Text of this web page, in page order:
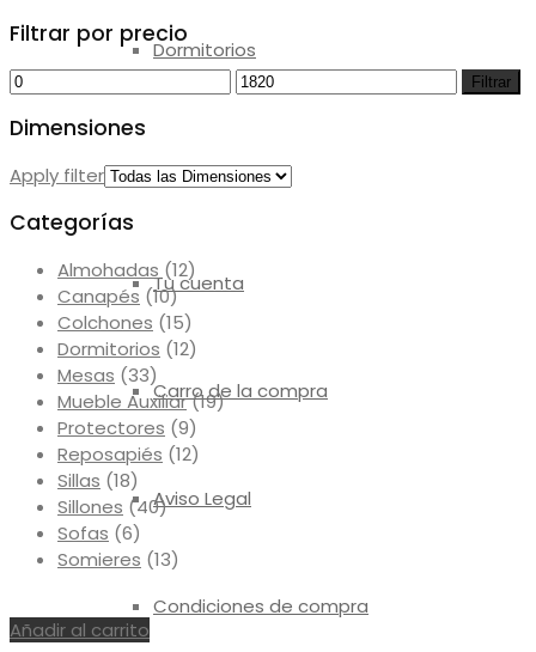
Dormitorios
ÚTILES
Tu cuenta
Carro de la compra
Aviso Legal
Condiciones de compra
Filtrar por precio
Precio
Precio
Filtrar
Dimensiones
Apply filter
Categorías
Almohadas (12)
Canapés (10)
Colchones (15)
Dormitorios (12)
Mesas (33)
Mueble Auxiliar(19)
Protectores (9)
Reposapiés (12)
Sillas (18)
Sillones (40)
Sofas (6)
Somieres (13)
Añadir al carrito